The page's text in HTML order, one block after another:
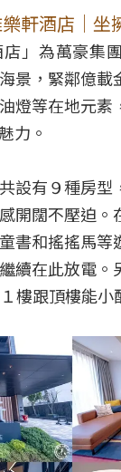
軒酒店｜坐
店」為萬豪集
景，緊鄰億載
燈等在地元素
力。
設有９種房型
開闊不壓迫。
書和搖搖馬等
續在此放電。
樓跟頂樓能小